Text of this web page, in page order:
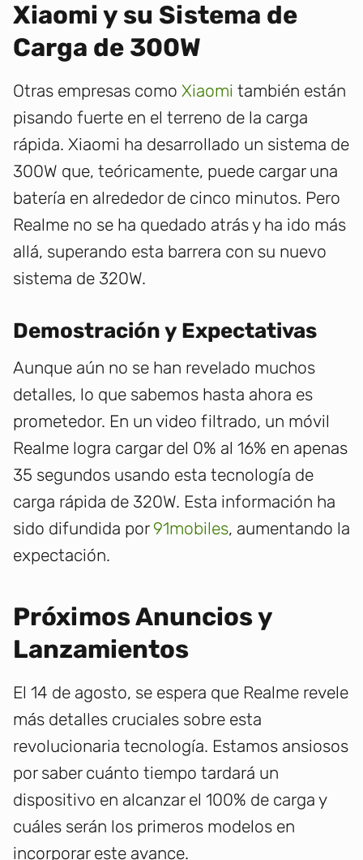
Xiaomi y su Sistema de
Carga de 300W
Otras empresas como Xiaomi también están
pisando fuerte en el terreno de la carga
rápida. Xiaomi ha desarrollado un sistema de
300W que, teóricamente, puede cargar una
batería en alrededor de cinco minutos. Pero
Realme no se ha quedado atrás y ha ido más
allá, superando esta barrera con su nuevo
sistema de 320W.
Demostración y Expectativas
Aunque aún no se han revelado muchos
detalles, lo que sabemos hasta ahora es
prometedor. En un video filtrado, un móvil
Realme logra cargar del 0% al 16% en apenas
35 segundos usando esta tecnología de
carga rápida de 320W. Esta información ha
sido difundida por 91mobiles, aumentando la
expectación.
Próximos Anuncios y
Lanzamientos
El 14 de agosto, se espera que Realme revele
más detalles cruciales sobre esta
revolucionaria tecnología. Estamos ansiosos
por saber cuánto tiempo tardará un
dispositivo en alcanzar el 100% de carga y
cuáles serán los primeros modelos en
incorporar este avance.